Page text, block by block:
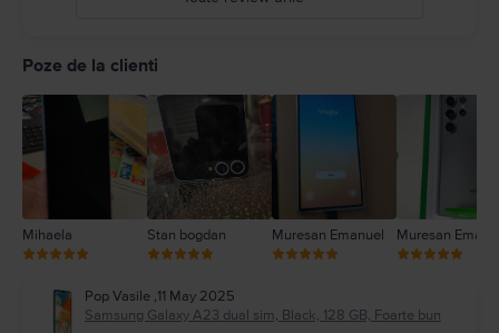
2
1
Poze de la clienti
Mihaela Stan bogdan Muresan Emanuel Muresan
Pop Vasile ,11 May 2025
Samsung Galaxy A23 dual sim, Black, 128 GB, Foarte bun